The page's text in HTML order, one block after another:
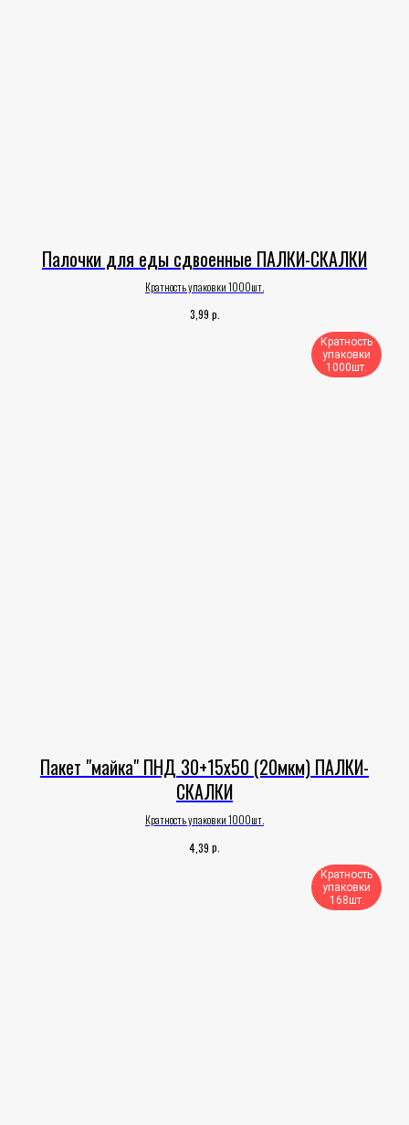
Палочки для еды сдвоенные ПАЛКИ-СКАЛКИ
Кратность упаковки 1000шт.
3,99 р.
Кратность
упаковки
1000шт.​
Пакет "майка" ПНД 30+15х50 (20мкм) ПАЛКИ-
СКАЛКИ
Кратность упаковки 1000шт.
4,39 р.
Кратность
упаковки
168шт.​